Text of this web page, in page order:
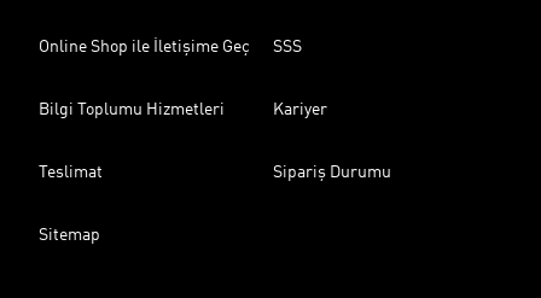
Online Shop ile İletişime Geç SSS
Bilgi Toplumu Hizmetleri Kariyer
Teslimat Sipariş Durumu
Sitemap